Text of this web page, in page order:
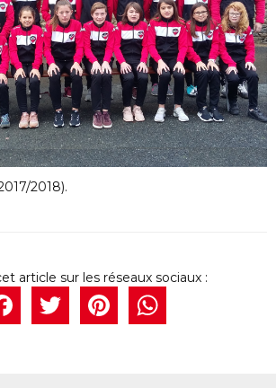
2018).
Facebook
Twitter